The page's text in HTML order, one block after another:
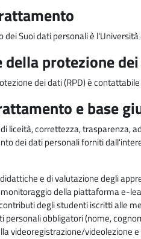
Suoi dati personali è
della protezione
dei dati (RPD) è
e base
liceità, correttezza, trasparenza,
dei dati personali forniti
e di valutazione degli
della piattaforma e-
degli studenti iscritti alle
personali obbligatori (nome,
videoregistrazione/videolezione